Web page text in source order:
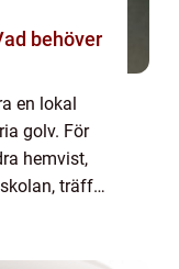
behöver
en lokal
golv. För
hemvist,
träffa